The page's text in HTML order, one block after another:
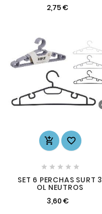
2,75 €
 
    
SET 6 PERCHAS SURT 3
OL NEUTROS
3,60 €